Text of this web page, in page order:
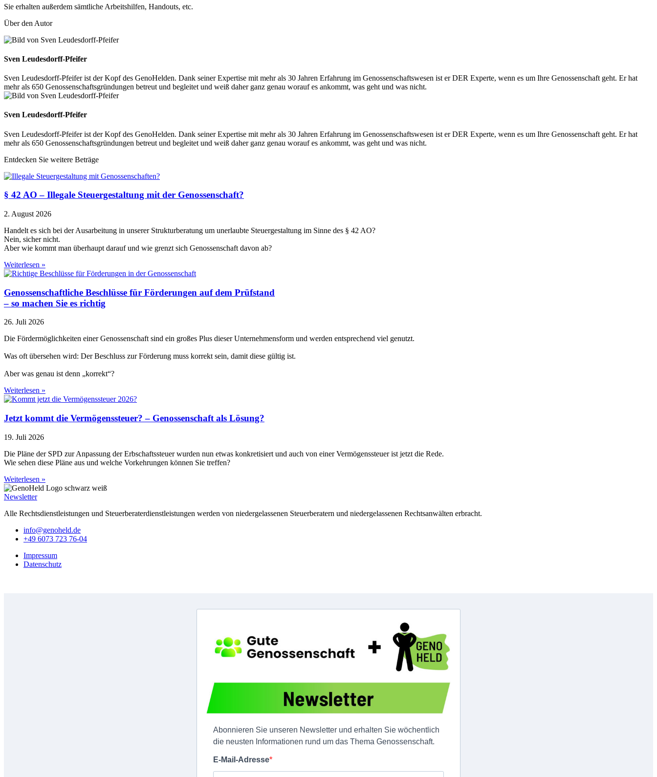
Sie erhalten außerdem sämtliche Arbeitshilfen, Handouts, etc.
Über den Autor
Sven Leudesdorff-Pfeifer
Sven Leudesdorff-Pfeifer ist der Kopf des GenoHelden. Dank seiner Expertise mit mehr als 30 Jahren Erfahrung im Genossenschaftswesen ist er DER Experte, wenn es um Ihre Genossenschaft geht. Er hat
mehr als 650 Genossenschaftsgründungen betreut und begleitet und weiß daher ganz genau worauf es ankommt, was geht und was nicht.
Sven Leudesdorff-Pfeifer
Sven Leudesdorff-Pfeifer ist der Kopf des GenoHelden. Dank seiner Expertise mit mehr als 30 Jahren Erfahrung im Genossenschaftswesen ist er DER Experte, wenn es um Ihre Genossenschaft geht. Er hat
mehr als 650 Genossenschaftsgründungen betreut und begleitet und weiß daher ganz genau worauf es ankommt, was geht und was nicht.
Entdecken Sie weitere Beträge
§ 42 AO – Illegale Steuergestaltung mit der Genossenschaft?
2. August 2026
Handelt es sich bei der Ausarbeitung in unserer Strukturberatung um unerlaubte Steuergestaltung im Sinne des § 42 AO?
Nein, sicher nicht.
Aber wie kommt man überhaupt darauf und wie grenzt sich Genossenschaft davon ab?
Weiterlesen »
Genossenschaftliche Beschlüsse für Förderungen auf dem Prüfstand
– so machen Sie es richtig
26. Juli 2026
Die Fördermöglichkeiten einer Genossenschaft sind ein großes Plus dieser Unternehmensform und werden entsprechend viel genutzt.
Was oft übersehen wird: Der Beschluss zur Förderung muss korrekt sein, damit diese gültig ist.
Aber was genau ist denn „korrekt“?
Weiterlesen »
Jetzt kommt die Vermögenssteuer? – Genossenschaft als Lösung?
19. Juli 2026
Die Pläne der SPD zur Anpassung der Erbschaftssteuer wurden nun etwas konkretisiert und auch von einer Vermögenssteuer ist jetzt die Rede.
Wie sehen diese Pläne aus und welche Vorkehrungen können Sie treffen?
Weiterlesen »
Newsletter
Alle Rechtsdienstleistungen und Steuerberaterdienstleistungen werden von niedergelassenen Steuerberatern und niedergelassenen Rechtsanwälten erbracht.
info@genoheld.de
+49 6073 723 76-04
Impressum
Datenschutz
Abonnieren Sie unseren Newsletter und erhalten Sie wöchentlich
die neusten Informationen rund um das Thema Genossenschaft.
E-Mail-Adresse